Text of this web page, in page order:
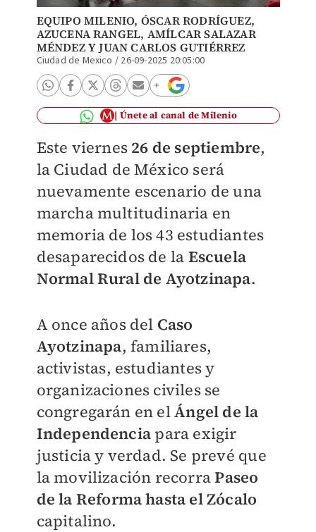
EQUIPO MILENIO, ÓSCAR RODRÍGUEZ,
AZUCENA RANGEL, AMÍLCAR SALAZAR
MÉNDEZY JUAN CARLOS GUTIÉRREZ
Ciudad de Mexico / 26-09-2025 20:05:00
Únete al canal de Milenio
Este viernes26 de septiembre,
la Ciudad de México será
nuevamente escenario de una
marcha multitudinaria en
memoria de los 43 estudiantes
desaparecidos de la Escuela
Normal Rural de Ayotzinapa.
A once años del Caso
Ayotzinapa, familiares,
activistas, estudiantes y
organizaciones civiles se
congregarán en elÁngel de la
Independencia para exigir
justicia y verdad. Se prevé que
la movilización recorraPaseo
de la Reforma hasta el Zócalo
capitalino.